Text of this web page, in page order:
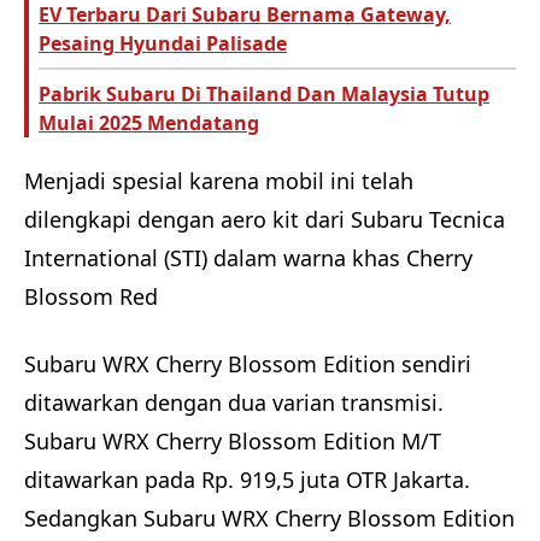
EV Terbaru Dari Subaru Bernama Gateway,
Pesaing Hyundai Palisade
Pabrik Subaru Di Thailand Dan Malaysia Tutup
Mulai 2025 Mendatang
Menjadi spesial karena mobil ini telah
dilengkapi dengan aero kit dari Subaru Tecnica
International (STI) dalam warna khas Cherry
Blossom Red
Subaru WRX Cherry Blossom Edition sendiri
ditawarkan dengan dua varian transmisi.
Subaru WRX Cherry Blossom Edition M/T
ditawarkan pada Rp. 919,5 juta OTR Jakarta.
Sedangkan Subaru WRX Cherry Blossom Edition